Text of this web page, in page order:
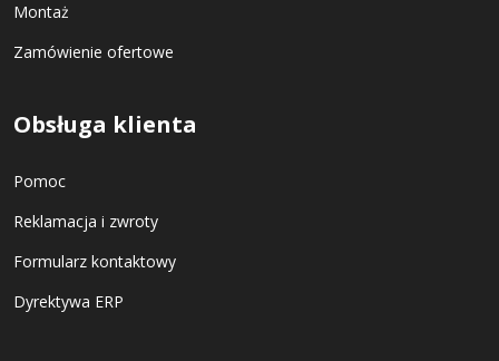
Montaż
Zamówienie ofertowe
Obsługa klienta
Pomoc
Reklamacja i zwroty
Formularz kontaktowy
Dyrektywa ERP